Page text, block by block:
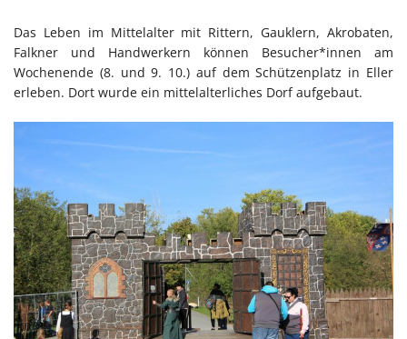
Das Leben im Mittelalter mit Rittern, Gauklern, Akrobaten,
Falkner und Handwerkern können Besucher*innen am
Wochenende (8. und 9. 10.) auf dem Schützenplatz in Eller
erleben. Dort wurde ein mittelalterliches Dorf aufgebaut.